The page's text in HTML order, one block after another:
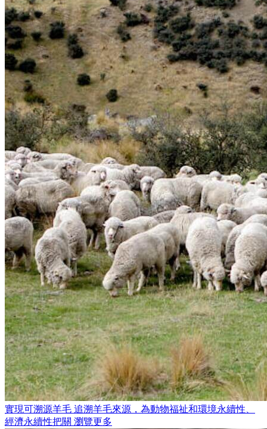
實現可溯源羊毛 追溯羊毛來源，為動物福祉和環境永續性、
經濟永續性把關 瀏覽更多